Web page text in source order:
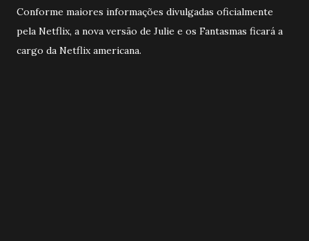
Conforme maiores informações divulgadas oficialmente
pela Netflix, a nova versão de Julie e os Fantasmas ficará a
cargo da Netflix americana.